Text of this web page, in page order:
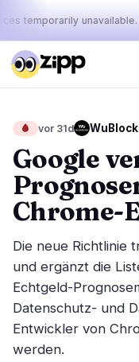
temporarily unavailable.
Der Puls
von
heute:
Nachrichten
Eilmeldungen
Ausgewählte
Rankings
Bewegung
🩸 vor 31d
Google
Chrome-
Die neue Richtlinie
und ergänzt die
Echtgeld-
Datenschutz- und
Entwickler von
werden.